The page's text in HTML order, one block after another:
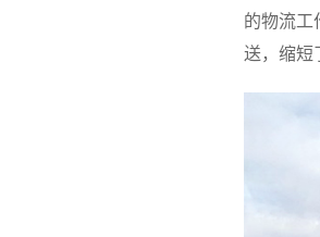
的物流工
送，缩短